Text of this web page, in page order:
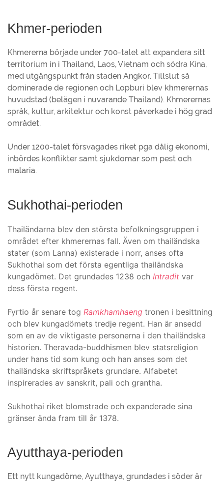
Khmer-perioden
Khmererna började under 700-talet att expandera sitt
territorium in i Thailand, Laos, Vietnam och södra Kina,
med utgångspunkt från staden Angkor. Tillslut så
dominerade de regionen och Lopburi blev khmerernas
huvudstad (belägen i nuvarande Thailand). Khmerernas
språk, kultur, arkitektur och konst påverkade i hög grad
området.
Under 1200-talet försvagades riket pga dålig ekonomi,
inbördes konflikter samt sjukdomar som pest och
malaria.
Sukhothai-perioden
Thailändarna blev den största befolkningsgruppen i
området efter khmerernas fall. Även om thailändska
stater (som Lanna) existerade i norr, anses ofta
Sukhothai som det första egentliga thailändska
kungadömet. Det grundades 1238 och Intradit var
dess första regent.
Fyrtio år senare tog Ramkhamhaeng tronen i besittning
och blev kungadömets tredje regent. Han är ansedd
som en av de viktigaste personerna i den thailändska
historien. Theravada-buddhismen blev statsreligion
under hans tid som kung och han anses som det
thailändska skriftspråkets grundare. Alfabetet
inspirerades av sanskrit, pali och grantha.
Sukhothai riket blomstrade och expanderade sina
gränser ända fram till år 1378.
Ayutthaya-perioden
Ett nytt kungadöme, Ayutthaya, grundades i söder år